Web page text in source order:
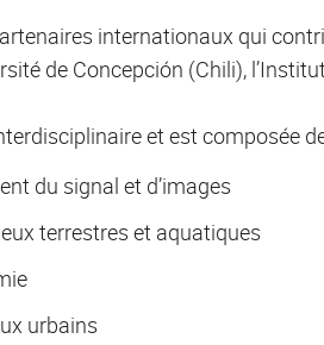
internationaux qui
de Concepción (Chili),
et est composée
du signal et d’images
terrestres et aquatiques
urbains